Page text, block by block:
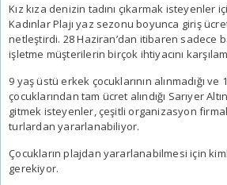
Kız kıza denizin tadını çıkarmak isteyenler
Kadınlar Plajı yaz sezonu boyunca giriş
netleştirdi. 28 Haziran’dan itibaren sadece
işletme müşterilerin birçok ihtiyacını
9 yaş üstü erkek çocuklarının alınmadığı ve
çocuklarından tam ücret alındığı Sarıyer
gitmek isteyenler, çeşitli organizasyon
turlardan yararlanabiliyor.
Çocukların plajdan yararlanabilmesi için
gerekiyor.